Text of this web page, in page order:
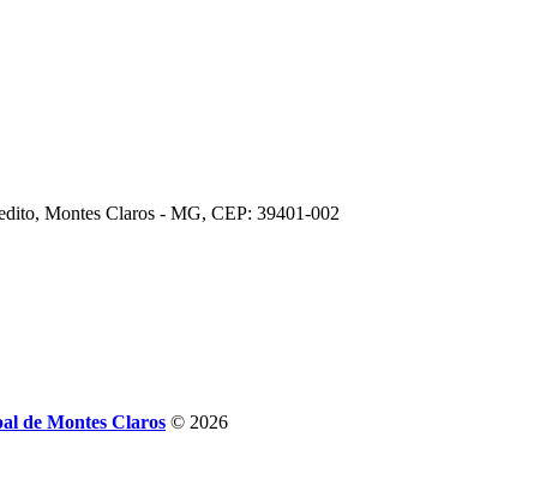
Montes Claros - MG, CEP: 39401-002
de Montes Claros © 2026